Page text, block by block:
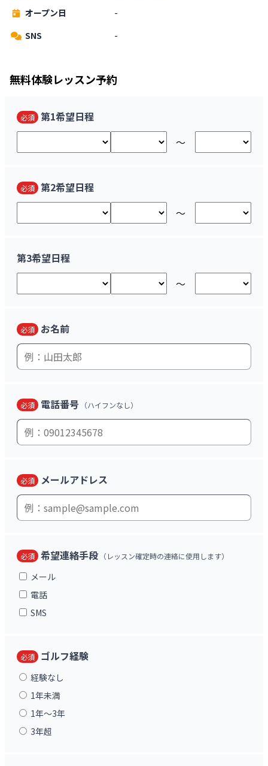
オープン日
-
SNS
-
無料体験レッスン予約
必須 第1希望日程
〜
必須 第2希望日程
〜
第3希望日程
〜
必須 お名前
必須 電話番号 （ハイフンなし）
必須 メールアドレス
必須 希望連絡手段 （レッスン確定時の連絡に使用します）
メール
電話
SMS
必須 ゴルフ経験
経験なし
1年未満
1年〜3年
3年超